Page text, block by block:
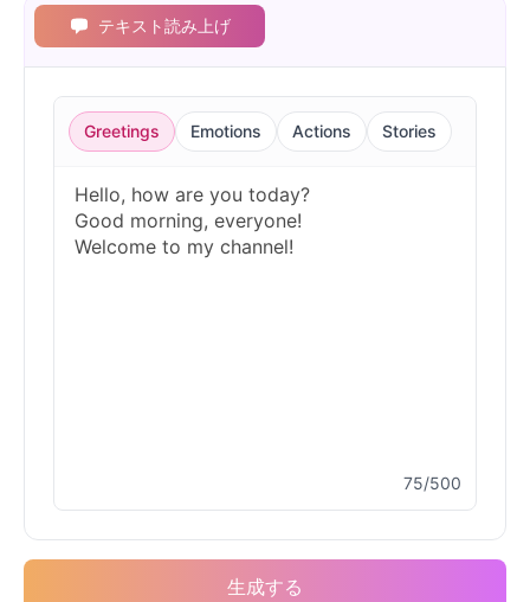
Bluey
Female @EchoVale
Male @IdeaSynth
Male @SilentNova
テキスト読み上げ
Greetings Emotions Actions Stories
75/500
生成する